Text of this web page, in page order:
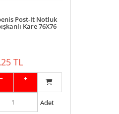
Post-It Notluk
Kare 76X76
TL
− +
Adet